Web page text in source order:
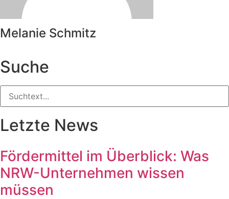
Melanie Schmitz
Suche
Letzte News
Fördermittel im Überblick: Was
NRW-Unternehmen wissen
müssen